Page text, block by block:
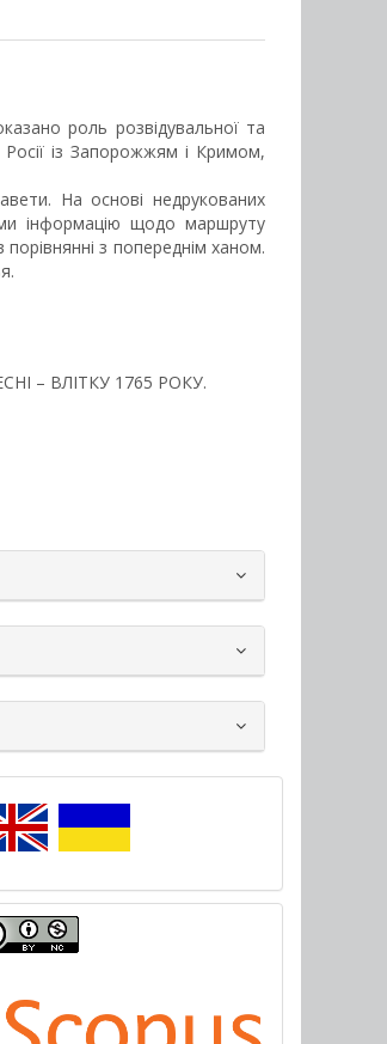
роль розвідувальної та
Росії із Запорожжям і Кримом,
На основі недрукованих
інформацію щодо маршруту
з попереднім ханом.
– ВЛІТКУ 1765 РОКУ.